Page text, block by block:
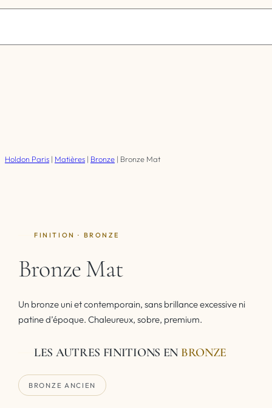
Holdon Paris | Matières | Bronze | Bronze Mat
FINITION · BRONZE
Bronze Mat
Un bronze uni et contemporain, sans brillance excessive ni
patine d’époque. Chaleureux, sobre, premium.
LES AUTRES FINITIONS EN BRONZE
BRONZE ANCIEN